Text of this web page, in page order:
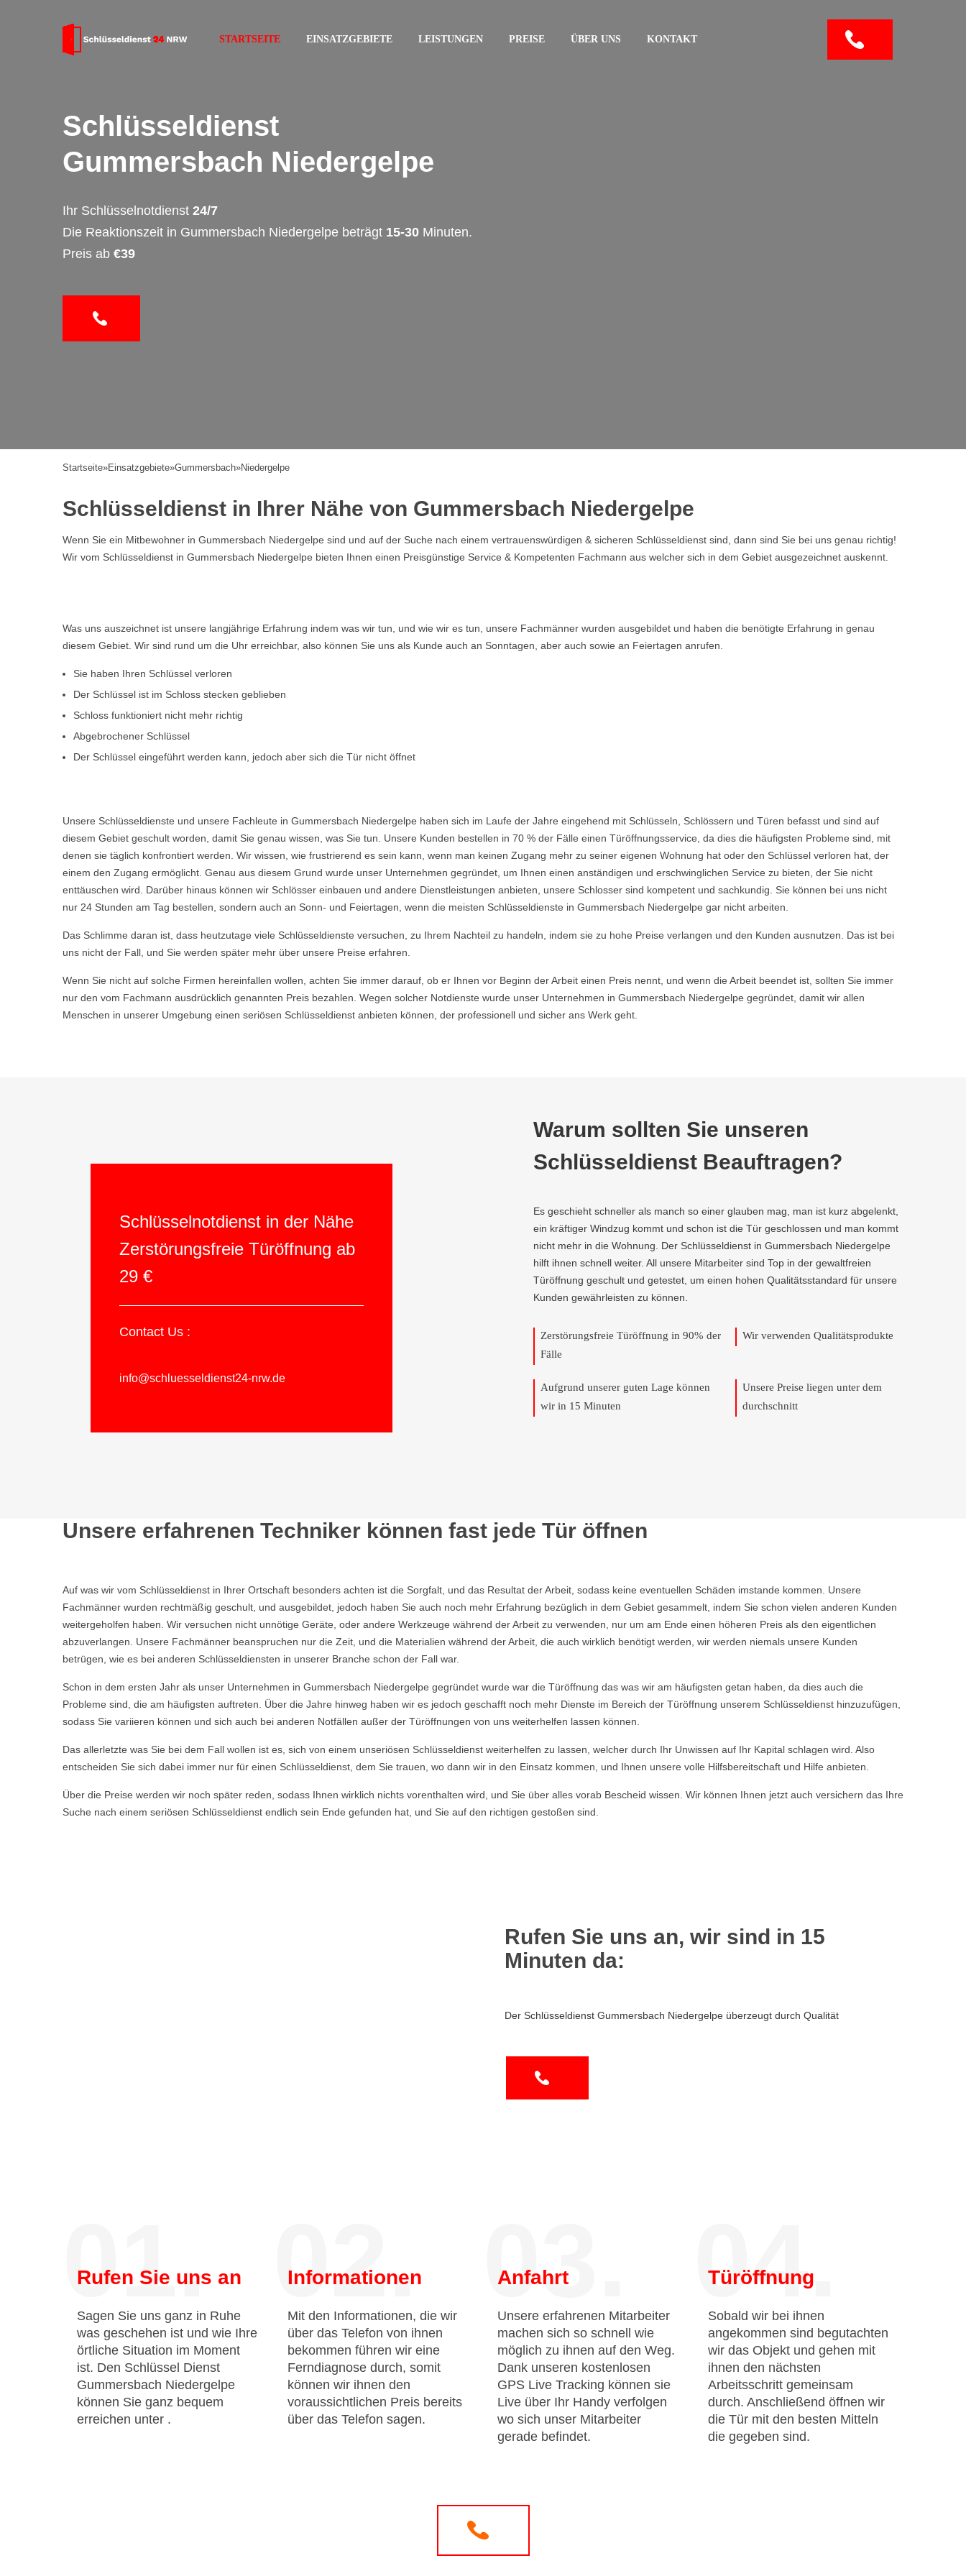
STARTSEITE EINSATZGEBIETE LEISTUNGEN PREISE ÜBER UNS KONTAKT
Schlüsseldienst
Gummersbach Niedergelpe
Ihr Schlüsselnotdienst 24/7
Die Reaktionszeit in Gummersbach Niedergelpe beträgt 15-30 Minuten.
Preis ab €39
Startseite»Einsatzgebiete»Gummersbach»Niedergelpe
Schlüsseldienst in Ihrer Nähe von Gummersbach Niedergelpe
Wenn Sie ein Mitbewohner in Gummersbach Niedergelpe sind und auf der Suche nach einem vertrauenswürdigen & sicheren Schlüsseldienst sind, dann sind Sie bei uns genau richtig!
Wir vom Schlüsseldienst in Gummersbach Niedergelpe bieten Ihnen einen Preisgünstige Service & Kompetenten Fachmann aus welcher sich in dem Gebiet ausgezeichnet auskennt.
Was uns auszeichnet ist unsere langjährige Erfahrung indem was wir tun, und wie wir es tun, unsere Fachmänner wurden ausgebildet und haben die benötigte Erfahrung in genau
diesem Gebiet. Wir sind rund um die Uhr erreichbar, also können Sie uns als Kunde auch an Sonntagen, aber auch sowie an Feiertagen anrufen.
Sie haben Ihren Schlüssel verloren
Der Schlüssel ist im Schloss stecken geblieben
Schloss funktioniert nicht mehr richtig
Abgebrochener Schlüssel
Der Schlüssel eingeführt werden kann, jedoch aber sich die Tür nicht öffnet
Unsere Schlüsseldienste und unsere Fachleute in Gummersbach Niedergelpe haben sich im Laufe der Jahre eingehend mit Schlüsseln, Schlössern und Türen befasst und sind auf
diesem Gebiet geschult worden, damit Sie genau wissen, was Sie tun. Unsere Kunden bestellen in 70 % der Fälle einen Türöffnungsservice, da dies die häufigsten Probleme sind, mit
denen sie täglich konfrontiert werden. Wir wissen, wie frustrierend es sein kann, wenn man keinen Zugang mehr zu seiner eigenen Wohnung hat oder den Schlüssel verloren hat, der
einem den Zugang ermöglicht. Genau aus diesem Grund wurde unser Unternehmen gegründet, um Ihnen einen anständigen und erschwinglichen Service zu bieten, der Sie nicht
enttäuschen wird. Darüber hinaus können wir Schlösser einbauen und andere Dienstleistungen anbieten, unsere Schlosser sind kompetent und sachkundig. Sie können bei uns nicht
nur 24 Stunden am Tag bestellen, sondern auch an Sonn- und Feiertagen, wenn die meisten Schlüsseldienste in Gummersbach Niedergelpe gar nicht arbeiten.
Das Schlimme daran ist, dass heutzutage viele Schlüsseldienste versuchen, zu Ihrem Nachteil zu handeln, indem sie zu hohe Preise verlangen und den Kunden ausnutzen. Das ist bei
uns nicht der Fall, und Sie werden später mehr über unsere Preise erfahren.
Wenn Sie nicht auf solche Firmen hereinfallen wollen, achten Sie immer darauf, ob er Ihnen vor Beginn der Arbeit einen Preis nennt, und wenn die Arbeit beendet ist, sollten Sie immer
nur den vom Fachmann ausdrücklich genannten Preis bezahlen. Wegen solcher Notdienste wurde unser Unternehmen in Gummersbach Niedergelpe gegründet, damit wir allen
Menschen in unserer Umgebung einen seriösen Schlüsseldienst anbieten können, der professionell und sicher ans Werk geht.
Schlüsselnotdienst in der Nähe
Zerstörungsfreie Türöffnung ab
29 €
Contact Us :
info@schluesseldienst24-nrw.de
Warum sollten Sie unseren
Schlüsseldienst Beauftragen?
Es geschieht schneller als manch so einer glauben mag, man ist kurz abgelenkt,
ein kräftiger Windzug kommt und schon ist die Tür geschlossen und man kommt
nicht mehr in die Wohnung. Der Schlüsseldienst in Gummersbach Niedergelpe
hilft ihnen schnell weiter. All unsere Mitarbeiter sind Top in der gewaltfreien
Türöffnung geschult und getestet, um einen hohen Qualitätsstandard für unsere
Kunden gewährleisten zu können.
Zerstörungsfreie Türöffnung in 90% der
Fälle
Wir verwenden Qualitätsprodukte
Aufgrund unserer guten Lage können
wir in 15 Minuten
Unsere Preise liegen unter dem
durchschnitt
Unsere erfahrenen Techniker können fast jede Tür öffnen
Auf was wir vom Schlüsseldienst in Ihrer Ortschaft besonders achten ist die Sorgfalt, und das Resultat der Arbeit, sodass keine eventuellen Schäden imstande kommen. Unsere
Fachmänner wurden rechtmäßig geschult, und ausgebildet, jedoch haben Sie auch noch mehr Erfahrung bezüglich in dem Gebiet gesammelt, indem Sie schon vielen anderen Kunden
weitergeholfen haben. Wir versuchen nicht unnötige Geräte, oder andere Werkzeuge während der Arbeit zu verwenden, nur um am Ende einen höheren Preis als den eigentlichen
abzuverlangen. Unsere Fachmänner beanspruchen nur die Zeit, und die Materialien während der Arbeit, die auch wirklich benötigt werden, wir werden niemals unsere Kunden
betrügen, wie es bei anderen Schlüsseldiensten in unserer Branche schon der Fall war.
Schon in dem ersten Jahr als unser Unternehmen in Gummersbach Niedergelpe gegründet wurde war die Türöffnung das was wir am häufigsten getan haben, da dies auch die
Probleme sind, die am häufigsten auftreten. Über die Jahre hinweg haben wir es jedoch geschafft noch mehr Dienste im Bereich der Türöffnung unserem Schlüsseldienst hinzuzufügen,
sodass Sie variieren können und sich auch bei anderen Notfällen außer der Türöffnungen von uns weiterhelfen lassen können.
Das allerletzte was Sie bei dem Fall wollen ist es, sich von einem unseriösen Schlüsseldienst weiterhelfen zu lassen, welcher durch Ihr Unwissen auf Ihr Kapital schlagen wird. Also
entscheiden Sie sich dabei immer nur für einen Schlüsseldienst, dem Sie trauen, wo dann wir in den Einsatz kommen, und Ihnen unsere volle Hilfsbereitschaft und Hilfe anbieten.
Über die Preise werden wir noch später reden, sodass Ihnen wirklich nichts vorenthalten wird, und Sie über alles vorab Bescheid wissen. Wir können Ihnen jetzt auch versichern das Ihre
Suche nach einem seriösen Schlüsseldienst endlich sein Ende gefunden hat, und Sie auf den richtigen gestoßen sind.
Rufen Sie uns an, wir sind in 15
Minuten da:
Der Schlüsseldienst Gummersbach Niedergelpe überzeugt durch Qualität
01.
Rufen Sie uns an
Sagen Sie uns ganz in Ruhe
was geschehen ist und wie Ihre
örtliche Situation im Moment
ist. Den Schlüssel Dienst
Gummersbach Niedergelpe
können Sie ganz bequem
erreichen unter .
02.
Informationen
Mit den Informationen, die wir
über das Telefon von ihnen
bekommen führen wir eine
Ferndiagnose durch, somit
können wir ihnen den
voraussichtlichen Preis bereits
über das Telefon sagen.
03.
Anfahrt
Unsere erfahrenen Mitarbeiter
machen sich so schnell wie
möglich zu ihnen auf den Weg.
Dank unseren kostenlosen
GPS Live Tracking können sie
Live über Ihr Handy verfolgen
wo sich unser Mitarbeiter
gerade befindet.
04.
Türöffnung
Sobald wir bei ihnen
angekommen sind begutachten
wir das Objekt und gehen mit
ihnen den nächsten
Arbeitsschritt gemeinsam
durch. Anschließend öffnen wir
die Tür mit den besten Mitteln
die gegeben sind.